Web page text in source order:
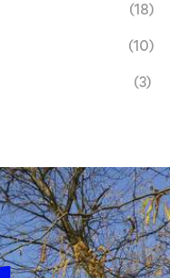
(18)
(10)
(3)